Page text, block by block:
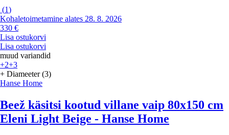
(1)
Kohaletoimetamine alates 28. 8. 2026
330 €
Lisa ostukorvi
Lisa ostukorvi
muud variandid
+2+3
+ Diameeter (3)
Hanse Home
Beež käsitsi kootud villane vaip 80x150 cm
Eleni Light Beige - Hanse Home